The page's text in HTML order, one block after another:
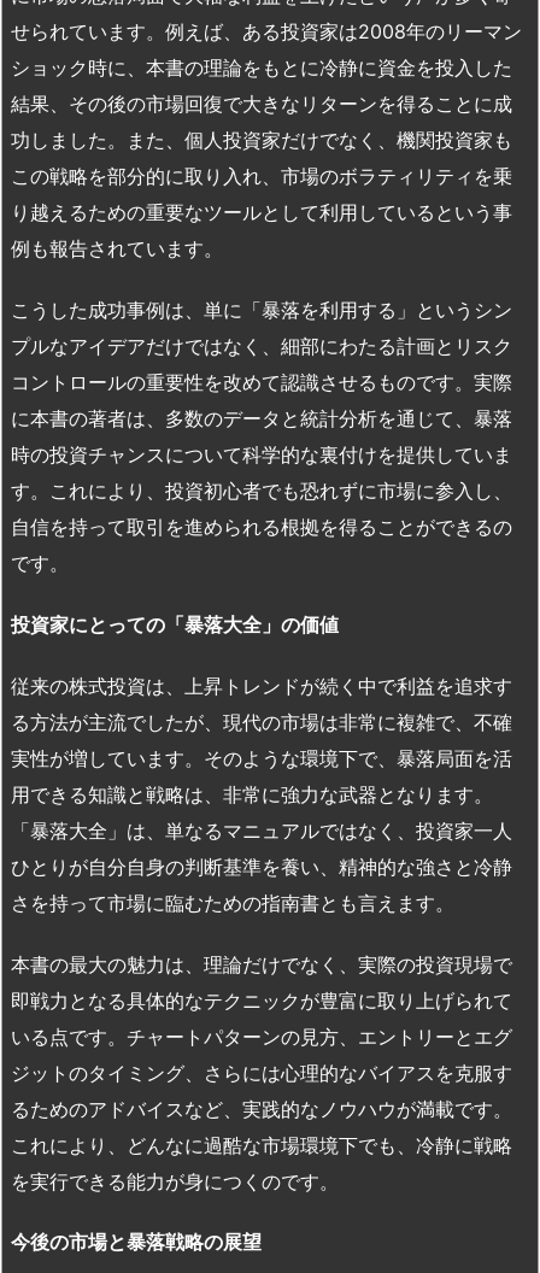
せられています。例えば、ある投資家は2008年のリーマン
ショック時に、本書の理論をもとに冷静に資金を投入した
結果、その後の市場回復で大きなリターンを得ることに成
功しました。また、個人投資家だけでなく、機関投資家も
この戦略を部分的に取り入れ、市場のボラティリティを乗
り越えるための重要なツールとして利用しているという事
例も報告されています。
こうした成功事例は、単に「暴落を利用する」というシン
プルなアイデアだけではなく、細部にわたる計画とリスク
コントロールの重要性を改めて認識させるものです。実際
に本書の著者は、多数のデータと統計分析を通じて、暴落
時の投資チャンスについて科学的な裏付けを提供していま
す。これにより、投資初心者でも恐れずに市場に参入し、
自信を持って取引を進められる根拠を得ることができるの
です。
投資家にとっての「暴落大全」の価値
従来の株式投資は、上昇トレンドが続く中で利益を追求す
る方法が主流でしたが、現代の市場は非常に複雑で、不確
実性が増しています。そのような環境下で、暴落局面を活
用できる知識と戦略は、非常に強力な武器となります。
「暴落大全」は、単なるマニュアルではなく、投資家一人
ひとりが自分自身の判断基準を養い、精神的な強さと冷静
さを持って市場に臨むための指南書とも言えます。
本書の最大の魅力は、理論だけでなく、実際の投資現場で
即戦力となる具体的なテクニックが豊富に取り上げられて
いる点です。チャートパターンの見方、エントリーとエグ
ジットのタイミング、さらには心理的なバイアスを克服す
るためのアドバイスなど、実践的なノウハウが満載です。
これにより、どんなに過酷な市場環境下でも、冷静に戦略
を実行できる能力が身につくのです。
今後の市場と暴落戦略の展望